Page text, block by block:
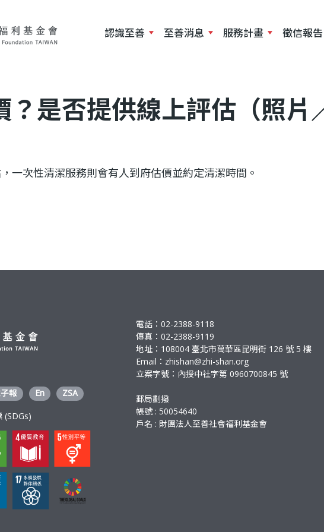
認識至善 至善消息 服務計畫 徵信報告
？是否提供線上評估（照
一次性清潔服務則會有人到府估價並約定清潔時間。
報
En ZSA
(SDGs)
電話：02-2388-9118
傳真：02-2388-9119
地址：108004 臺北市萬華區昆明街 126 號 5 樓
Email： zhishan@zhi-shan.org
立案字號：內授中社字第 0960700845 號
郵局劃撥
帳號 : 50054640
戶名 : 財團法人至善社會福利基金會